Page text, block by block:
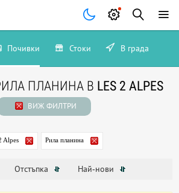
Почивки Стоки В града
ПЛАНИНА В LES 2 ALPES
ВИЖ ФИЛТРИ
Alpes Рила планина
Отстъпка Най-нови